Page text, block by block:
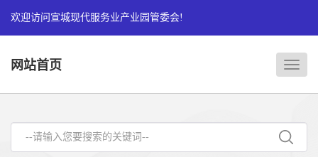
欢迎访问宣城现代服务业产业园管委会!
站
网站首页